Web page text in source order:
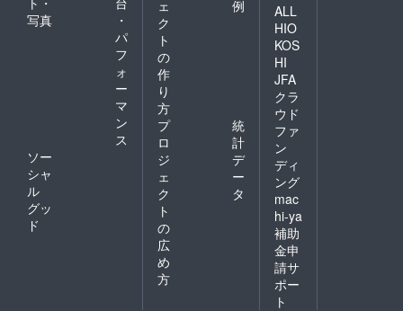
写真
・
パ
フ
ォ
ー
マ
ン
ス
ソー
シャ
ル
グッ
ド
ェ
ク
ト
の
作
り
方
例
プ
ロ
ジ
ェ
ク
ト
の
広
め
方
統
計
デ
ー
タ
ALL
HIO
KOS
HI
JFA
クラ
ウド
ファ
ン
ディ
ング
mac
hi-ya
補助
金申
請サ
ポー
ト